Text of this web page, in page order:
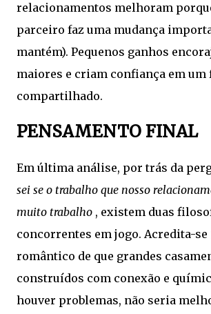
relacionamentos melhoram
parceiro faz uma mudança
mantém). Pequenos ganhos
maiores e criam confiança em um
compartilhado.
PENSAMENTO FINAL
Em última análise, por trás da
sei se o trabalho que nosso
muito trabalho , existem duas
concorrentes em jogo. Acredita-
romântico de que grandes
construídos com conexão e
houver problemas, não seria